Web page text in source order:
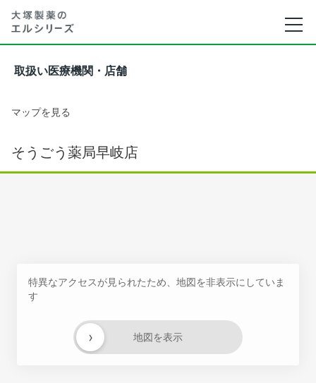
取扱い医療機関・店舗
マップを見る
そうごう薬局早岐店
特異なアクセスが見られたため、地図を非表示にしていま
す
地図を表示
›